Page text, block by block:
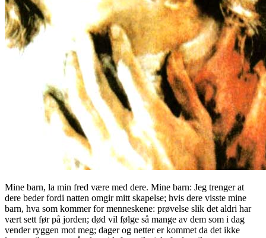
Mine barn, la min fred være med dere. Mine barn: Jeg trenger at
dere beder fordi natten omgir mitt skapelse; hvis dere visste mine
barn, hva som kommer for menneskene: prøvelse slik det aldri har
vært sett før på jorden; død vil følge så mange av dem som i dag
vender ryggen mot meg; dager og netter er kommet da det ikke